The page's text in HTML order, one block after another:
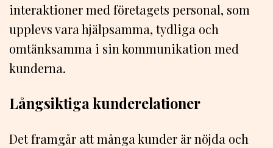
interaktioner med företagets personal, som
upplevs vara hjälpsamma, tydliga och
omtänksamma i sin kommunikation med
kunderna.
Långsiktiga kunderelationer
Det framgår att många kunder är nöjda och